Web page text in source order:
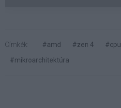
Címkék: #amd #zen 4 #cpu
#mikroarchitektúra